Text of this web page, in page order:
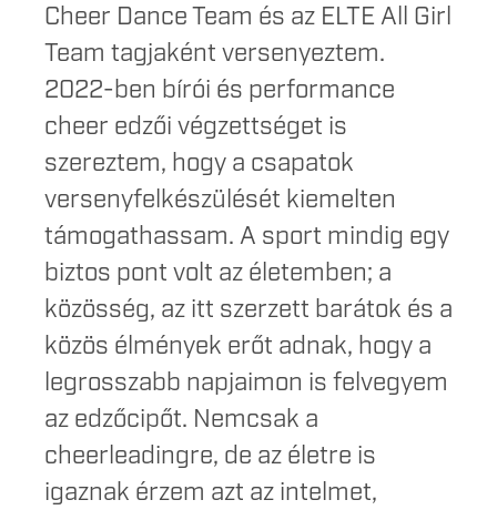
Cheer Dance Team és az ELTE All Girl
Team tagjaként versenyeztem.
2022-ben bírói és performance
cheer edzői végzettséget is
szereztem, hogy a csapatok
versenyfelkészülését kiemelten
támogathassam. A sport mindig egy
biztos pont volt az életemben; a
közösség, az itt szerzett barátok és a
közös élmények erőt adnak, hogy a
legrosszabb napjaimon is felvegyem
az edzőcipőt. Nemcsak a
cheerleadingre, de az életre is
igaznak érzem azt az intelmet,